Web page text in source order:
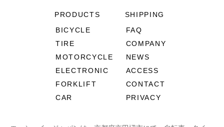
PRODUCTS
BICYCLE
TIRE
MOTORCYCLE
ELECTRONIC
FORKLIFT
CAR
SHIPPING
FAQ
COMPANY
NEWS
ACCESS
CONTACT
PRIVACY